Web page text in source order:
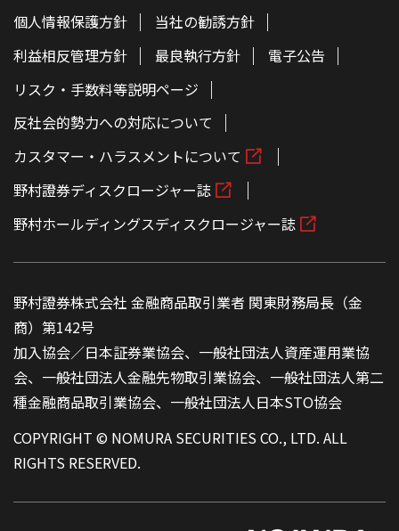
個人情報保護方針
当社の勧誘方針
利益相反管理方針
最良執行方針
電子公告
リスク・手数料等説明ページ
反社会的勢力への対応について
カスタマー・ハラスメントについて
野村證券ディスクロージャー誌
野村ホールディングスディスクロージャー誌
野村證券株式会社 金融商品取引業者 関東財務局長（金
商）第142号
加入協会／日本証券業協会、一般社団法人資産運用業協
会、一般社団法人金融先物取引業協会、一般社団法人第二
種金融商品取引業協会、一般社団法人日本STO協会
COPYRIGHT © NOMURA SECURITIES CO., LTD. ALL
RIGHTS RESERVED.